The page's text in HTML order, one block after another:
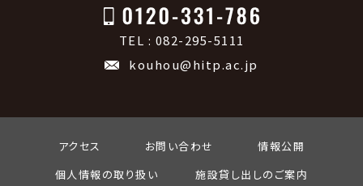
TEL : 082-295-5111
kouhou@hitp.ac.jp
アクセス お問い合わせ
情報公開
個人情報の取り扱い
施設貸し出しのご案内